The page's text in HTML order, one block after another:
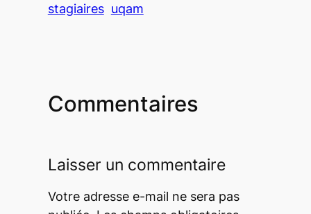
stagiaires uqam
Commentaires
Laisser un commentaire
Votre adresse e-mail ne sera pas